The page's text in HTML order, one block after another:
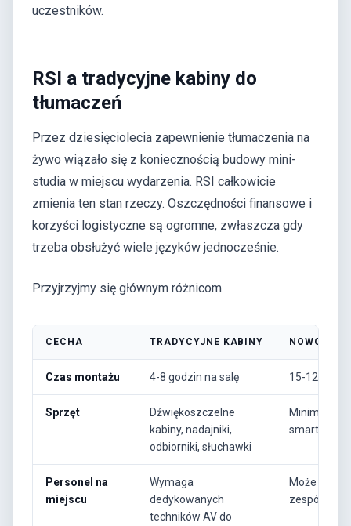
uczestników.
RSI a tradycyjne kabiny do
tłumaczeń
Przez dziesięciolecia zapewnienie tłumaczenia na
żywo wiązało się z koniecznością budowy mini-
studia w miejscu wydarzenia. RSI całkowicie
zmienia ten stan rzeczy. Oszczędności finansowe i
korzyści logistyczne są ogromne, zwłaszcza gdy
trzeba obsłużyć wiele języków jednocześnie.
Przyjrzyjmy się głównym różnicom.
CECHA TRADYCYJNE KABINY
Czas montażu 4-8 godzin na salę 15-120
Sprzęt
Dźwiękoszczelne
kabiny, nadajniki,
odbiorniki, słuchawki
Minimalny.
Personel na
miejscu
Wymaga
dedykowanych
techników AV do
Może być
zespół